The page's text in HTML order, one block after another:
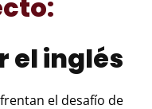
el inglés
el desafío de